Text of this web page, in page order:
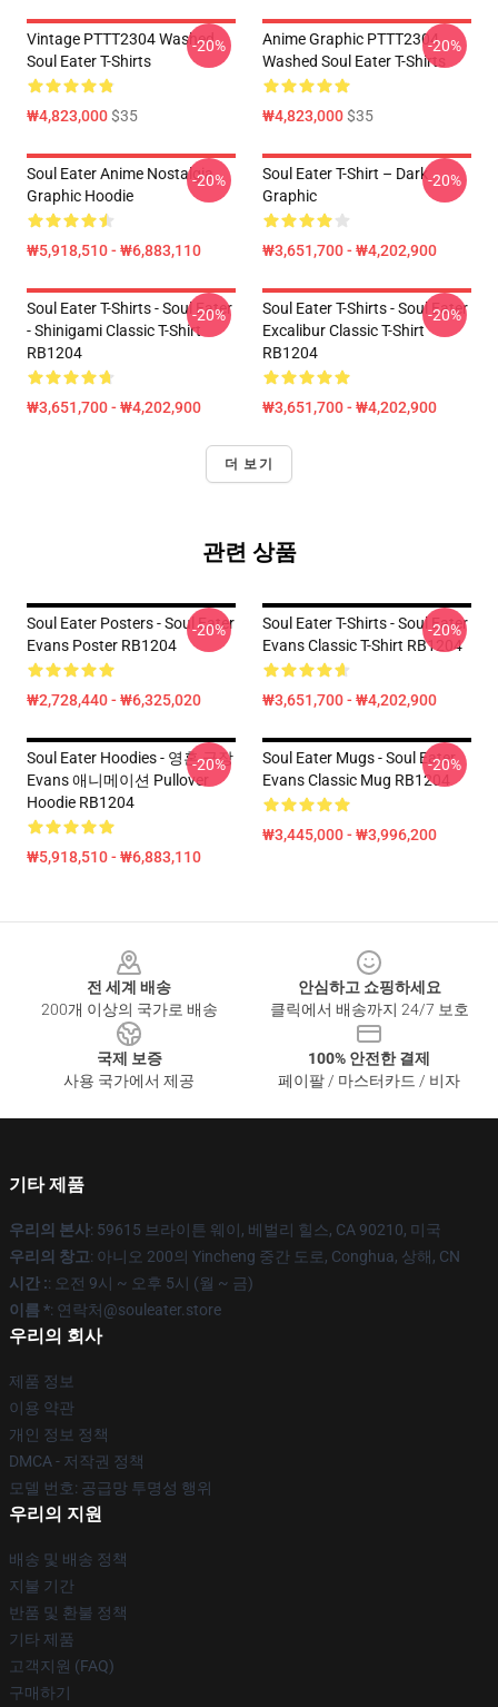
Vintage PTTT2304 Washed
Soul Eater T-Shirts
₩4,823,000$35
-20%
Anime Graphic PTTT2304
Washed Soul Eater T-Shirts
₩4,823,000$35
-20%
Soul Eater Anime Nostalgia
Graphic Hoodie
₩5,918,510 - ₩6,883,110
-20%
Soul Eater T-Shirt – Dark
Graphic
₩3,651,700 - ₩4,202,900
-20%
Soul Eater T-Shirts - Soul Eater
- Shinigami Classic T-Shirt
RB1204
₩3,651,700 - ₩4,202,900
-20%
Soul Eater T-Shirts - Soul Eater
Excalibur Classic T-Shirt
RB1204
₩3,651,700 - ₩4,202,900
-20%
더 보기
관련 상품
Soul Eater Posters - Soul Eater
Evans Poster RB1204
₩2,728,440 - ₩6,325,020
-20%
Soul Eater T-Shirts - Soul Eater
Evans Classic T-Shirt RB1204
₩3,651,700 - ₩4,202,900
-20%
Soul Eater Hoodies - 영혼 극장
Evans 애니메이션 Pullover
Hoodie RB1204
₩5,918,510 - ₩6,883,110
-20%
Soul Eater Mugs - Soul Eater
Evans Classic Mug RB1204
₩3,445,000 - ₩3,996,200
-20%
전 세계 배송
200개 이상의 국가로 배송
안심하고 쇼핑하세요
클릭에서 배송까지 24/7 보호
국제 보증
사용 국가에서 제공
100% 안전한 결제
페이팔 / 마스터카드 / 비자
기타 제품
우리의 본사: 59615 브라이튼 웨이, 베벌리 힐스, CA 90210, 미국
우리의 창고: 아니오 200의 Yincheng 중간 도로, Conghua, 상해, CN
시간 :: 오전 9시 ~ 오후 5시 (월 ~ 금)
이름 *: 연락처@souleater.store
우리의 회사
제품 정보
이용 약관
개인 정보 정책
DMCA - 저작권 정책
모델 번호: 공급망 투명성 행위
우리의 지원
배송 및 배송 정책
지불 기간
반품 및 환불 정책
기타 제품
고객지원 (FAQ)
구매하기